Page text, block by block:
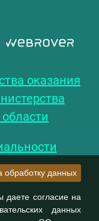
оказания
обработку данных
даете согласие на
данных